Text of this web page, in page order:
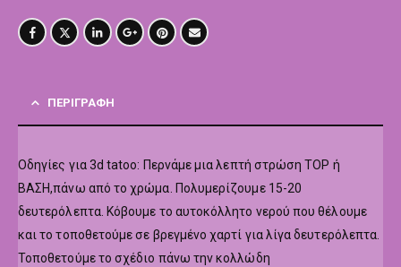
ΠΕΡΙΓΡΑΦΉ
Οδηγίες για 3d tatoo: Περνάμε μια λεπτή στρώση TOP ή
ΒΑΣΗ,πάνω από το χρώμα. Πολυμερίζουμε 15-20
δευτερόλεπτα. Κόβουμε το αυτοκόλλητο νερού που θέλουμε
και το τοποθετούμε σε βρεγμένο χαρτί για λίγα δευτερόλεπτα.
Τοποθετούμε το σχέδιο πάνω την κολλώδη